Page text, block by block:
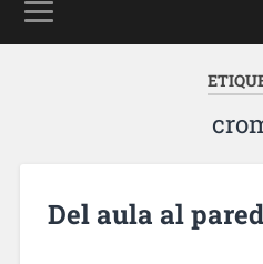
Del aula al